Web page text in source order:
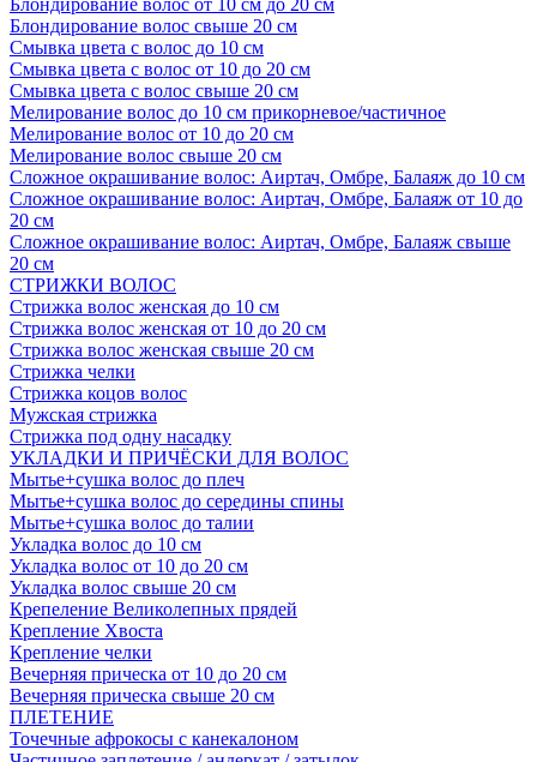
Блондирование волос от 10 см до 20 см
Блондирование волос свыше 20 см
Смывка цвета с волос до 10 см
Смывка цвета с волос от 10 до 20 см
Смывка цвета с волос свыше 20 см
Мелирование волос до 10 см прикорневое/частичное
Мелирование волос от 10 до 20 см
Мелирование волос свыше 20 см
Сложное окрашивание волос: Аиртач, Омбре, Балаяж до 10 см
Сложное окрашивание волос: Аиртач, Омбре, Балаяж от 10 до
20 см
Сложное окрашивание волос: Аиртач, Омбре, Балаяж свыше
20 см
СТРИЖКИ ВОЛОС
Стрижка волос женская до 10 см
Стрижка волос женская от 10 до 20 см
Стрижка волос женская свыше 20 см
Стрижка челки
Стрижка коцов волос
Мужская стрижка
Стрижка под одну насадку
УКЛАДКИ И ПРИЧЁСКИ ДЛЯ ВОЛОС
Мытье+сушка волос до плеч
Мытье+сушка волос до середины спины
Мытье+сушка волос до талии
Укладка волос до 10 см
Укладка волос от 10 до 20 см
Укладка волос свыше 20 см
Крепеление Великолепных прядей
Крепление Хвоста
Крепление челки
Вечерняя прическа от 10 до 20 см
Вечерняя прическа свыше 20 см
ПЛЕТЕНИЕ
Точечные афрокосы с канекалоном